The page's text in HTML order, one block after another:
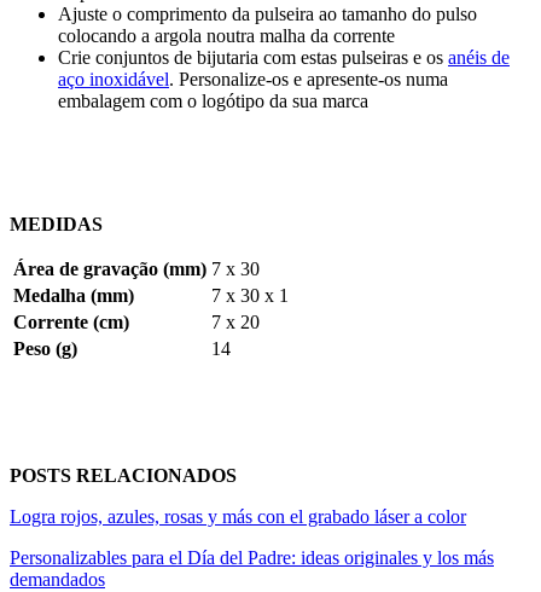
Ajuste o comprimento da pulseira ao tamanho do pulso
colocando a argola noutra malha da corrente
Crie conjuntos de bijutaria com estas pulseiras e os anéis de
aço inoxidável. Personalize-os e apresente-os numa
embalagem com o logótipo da sua marca
MEDIDAS
Área de gravação (mm) 7 x 30
Medalha (mm)
7 x 30 x 1
Corrente (cm)
7 x 20
Peso (g)
14
POSTS RELACIONADOS
Logra rojos, azules, rosas y más con el grabado láser a color
Personalizables para el Día del Padre: ideas originales y los más
demandados